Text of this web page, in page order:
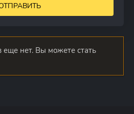
еще нет. Вы можете стать